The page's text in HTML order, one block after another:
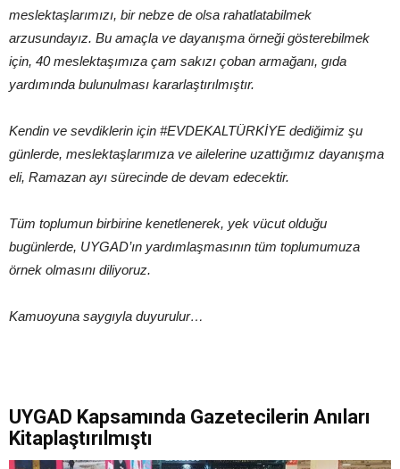
meslektaşlarımızı, bir nebze de olsa rahatlatabilmek
arzusundayız. Bu amaçla ve dayanışma örneği gösterebilmek
için, 40 meslektaşımıza çam sakızı çoban armağanı, gıda
yardımında bulunulması kararlaştırılmıştır.
Kendin ve sevdiklerin için #EVDEKALTÜRKİYE dediğimiz şu
günlerde, meslektaşlarımıza ve ailelerine uzattığımız dayanışma
eli, Ramazan ayı sürecinde de devam edecektir.
Tüm toplumun birbirine kenetlenerek, yek vücut olduğu
bugünlerde, UYGAD’ın yardımlaşmasının tüm toplumumuza
örnek olmasını diliyoruz.
Kamuoyuna saygıyla duyurulur…
UYGAD Kapsamında Gazetecilerin Anıları
Kitaplaştırılmıştı